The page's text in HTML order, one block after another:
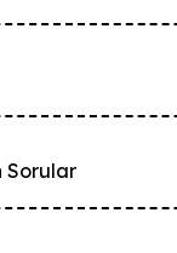
Sorular